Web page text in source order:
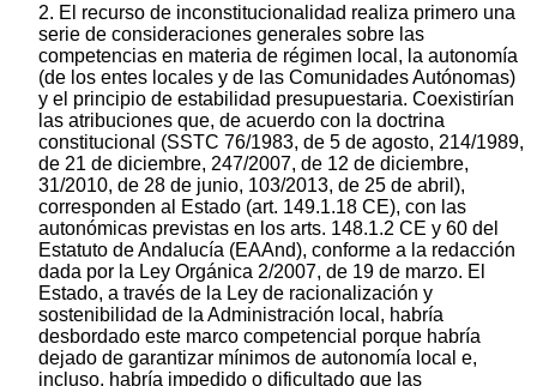
2. El recurso de inconstitucionalidad realiza primero una
serie de consideraciones generales sobre las
competencias en materia de régimen local, la autonomía
(de los entes locales y de las Comunidades Autónomas)
y el principio de estabilidad presupuestaria. Coexistirían
las atribuciones que, de acuerdo con la doctrina
constitucional (SSTC 76/1983, de 5 de agosto, 214/1989,
de 21 de diciembre, 247/2007, de 12 de diciembre,
31/2010, de 28 de junio, 103/2013, de 25 de abril),
corresponden al Estado (art. 149.1.18 CE), con las
autonómicas previstas en los arts. 148.1.2 CE y 60 del
Estatuto de Andalucía (EAAnd), conforme a la redacción
dada por la Ley Orgánica 2/2007, de 19 de marzo. El
Estado, a través de la Ley de racionalización y
sostenibilidad de la Administración local, habría
desbordado este marco competencial porque habría
dejado de garantizar mínimos de autonomía local e,
incluso, habría impedido o dificultado que las